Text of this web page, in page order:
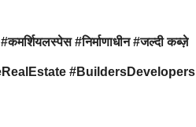
#निर्माणाधीन #जल्दी कब्ज़े
#BuildersDevelopers